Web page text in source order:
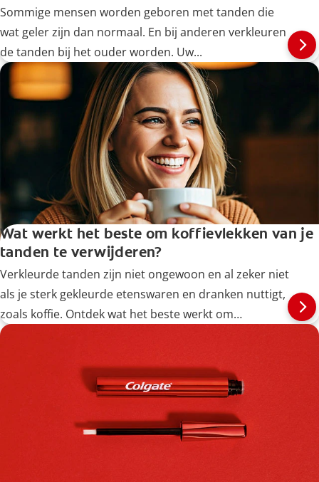
Sommige mensen worden geboren met tanden die
wat geler zijn dan normaal. En bij anderen verkleuren
de tanden bij het ouder worden. Uw...
Wat werkt het beste om koffievlekken van je
tanden te verwijderen?
Verkleurde tanden zijn niet ongewoon en al zeker niet
als je sterk gekleurde etenswaren en dranken nuttigt,
zoals koffie. Ontdek wat het beste werkt om
koffievlekken van je tanden te verwijderen.